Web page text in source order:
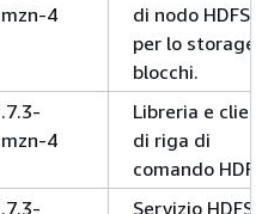
4
di nodo HDFS
per lo storage
blocchi.
4
Libreria e client
di riga di
comando HDFS
Servizio HDFS